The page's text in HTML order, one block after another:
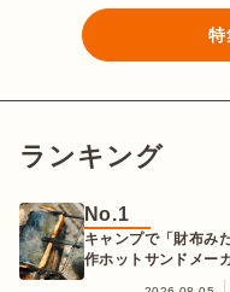
特
ランキング
No.1
キャンプで「財布み
作ホットサンドメー